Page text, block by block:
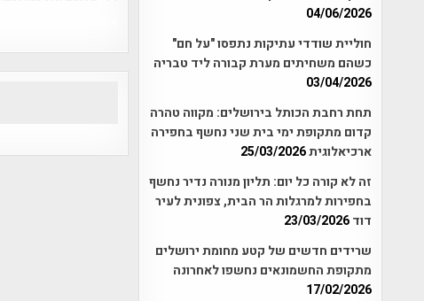
04/06/2026
חוליית שודדי עתיקות נתפסו "על חם"
כשהם משחיתים מערת קבורה ליד טבריה
03/04/2026
תחת רחבת הכותל בירושלים: מקווה טהרה
קדום מתקופת ימי בית שני נחשף בחפירה
ארכיאלוגית25/03/2026
זה לא קורה כל יום: תליון מנורה נדיר נחשף
בחפירות למרגלות הר הבית, צפונית לעיר
דוד23/03/2026
שרידים חדשים של קטע מחומת ירושלים
מתקופת החשמונאים נחשפו לאחרונה
17/02/2026